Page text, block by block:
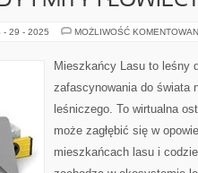
- 29 - 2025 MOŻLIWOŚĆ
Mieszkańcy Lasu to leśny
zafascynowania do świata
leśniczego. To wirtualna
może zagłębić się w
mieszkańcach lasu i